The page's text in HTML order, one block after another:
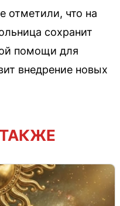
отметили, что на
сохранит
помощи для
внедрение новых